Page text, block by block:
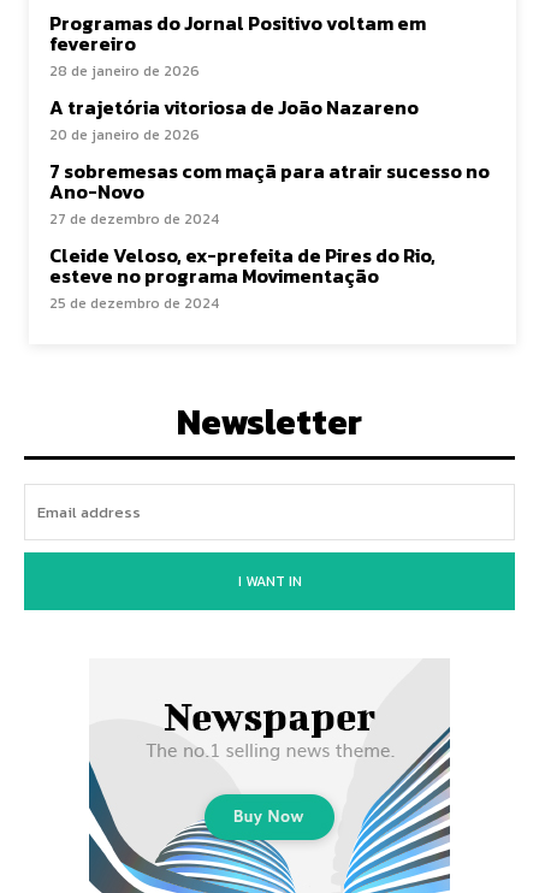
Programas do Jornal Positivo voltam em
fevereiro
28 de janeiro de 2026
A trajetória vitoriosa de João Nazareno
20 de janeiro de 2026
7 sobremesas com maçã para atrair sucesso no
Ano-Novo
27 de dezembro de 2024
Cleide Veloso, ex-prefeita de Pires do Rio,
esteve no programa Movimentação
25 de dezembro de 2024
Newsletter
I WANT IN